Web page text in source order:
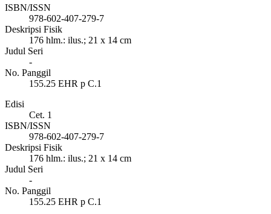
ISBN/ISSN
978-602-407-279-7
Deskripsi Fisik
176 hlm.: ilus.; 21 x 14 cm
Judul Seri
-
No. Panggil
155.25 EHR p C.1
Edisi
Cet. 1
ISBN/ISSN
978-602-407-279-7
Deskripsi Fisik
176 hlm.: ilus.; 21 x 14 cm
Judul Seri
-
No. Panggil
155.25 EHR p C.1